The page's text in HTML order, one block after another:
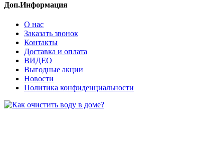
Доп.Информация
О нас
Заказать звонок
Контакты
Доставка и оплата
ВИДЕО
Выгодные акции
Новости
Политика конфиденциальности